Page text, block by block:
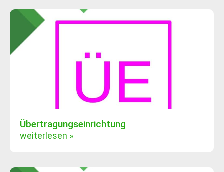
Übertragungseinrichtung
weiterlesen »